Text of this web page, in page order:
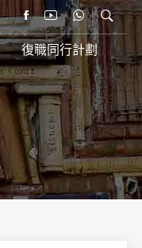
復職同行計劃